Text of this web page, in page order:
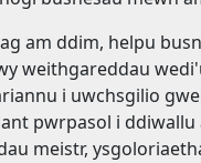
am ddim, helpu
weithgareddau
i uwchsgilio
pwrpasol i
meistr,